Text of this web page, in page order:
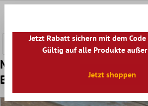
Muster von Keramikmosaik
Bunt Stäbchen R10/B
Jetzt Rabatt sichern mit dem Code
Gültig auf alle Produkte
Jetzt shoppen